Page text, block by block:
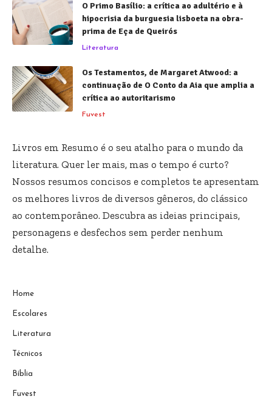
O Primo Basílio: a crítica ao adultério e à
hipocrisia da burguesia lisboeta na obra-
prima de Eça de Queirós
Literatura
Os Testamentos, de Margaret Atwood: a
continuação de O Conto da Aia que amplia a
crítica ao autoritarismo
Fuvest
Livros em Resumo é o seu atalho para o mundo da
literatura. Quer ler mais, mas o tempo é curto?
Nossos resumos concisos e completos te apresentam
os melhores livros de diversos gêneros, do clássico
ao contemporâneo. Descubra as ideias principais,
personagens e desfechos sem perder nenhum
detalhe.
Home
Escolares
Literatura
Técnicos
Bíblia
Fuvest